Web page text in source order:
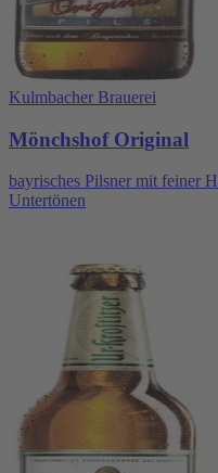
Kulmbacher Brauerei
Mönchshof Original
bayrisches Pilsner mit feiner
Untertönen